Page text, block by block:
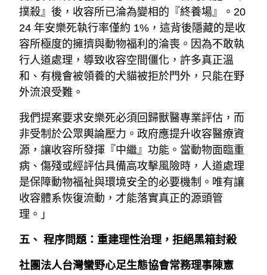
撲殺』後，收容所已淪為變相的『終養場』。20
24 年安樂死執行率僅約 1%，這背後隱藏的是收
容所極度的擁擠與動物福利的淪喪。因為不敢執
行人道處理，導致收容空間僵化，許多真正溫
和、有機會被領養的犬貓被拒於門外，只能在野
外流浪受難。
我們提案要求安樂死必須回歸獸醫專業評估，而
非受制於公眾輿論壓力。政府應提升收容醫療資
源，讓收容所發揮『中繼』功能。當動物面臨重
病、傷殘或經評估具備高攻擊風險時，人道處理
是保障動物福祉與環境安全的必要機制。唯有讓
收容體系恢復流動，才能落實真正的源頭管
理。」
五、 程序問題：重建理性治理，拒絕黑箱封殺
社團法人台灣蠻野心足生態協會常務理事陳憲